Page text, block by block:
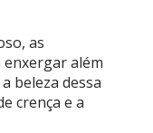
as
além
beleza dessa
crença e a